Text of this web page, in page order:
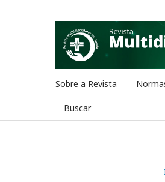
Sobre a Revista
Buscar